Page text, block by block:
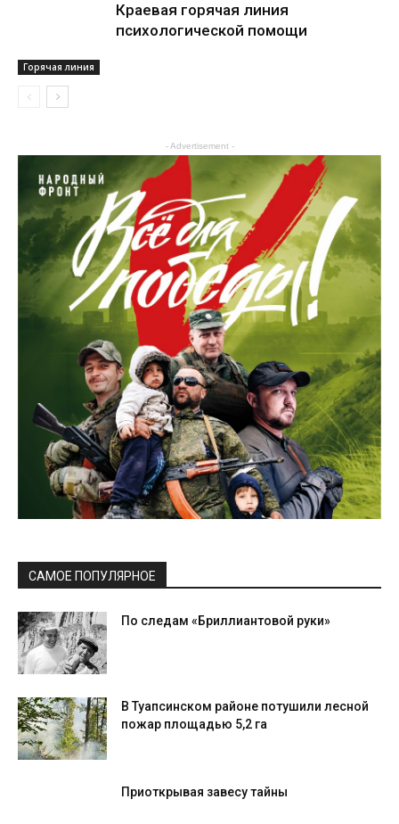
Горячая линия
Краевая горячая линия
психологической помощи
- Advertisement -
САМОЕ ПОПУЛЯРНОЕ
По следам «Бриллиантовой руки»
В Туапсинском районе потушили лесной
пожар площадью 5,2 га
Приоткрывая завесу тайны